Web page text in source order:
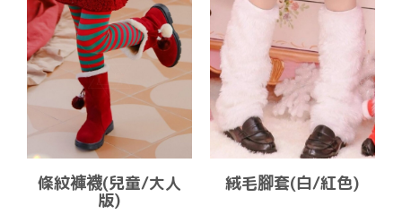
條紋褲襪(兒童/大人
版)
絨毛腳套(白/紅色)